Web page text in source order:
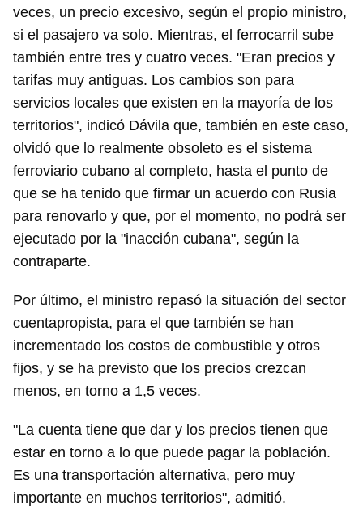
veces, un precio excesivo, según el propio ministro,
si el pasajero va solo. Mientras, el ferrocarril sube
también entre tres y cuatro veces. "Eran precios y
tarifas muy antiguas. Los cambios son para
servicios locales que existen en la mayoría de los
territorios", indicó Dávila que, también en este caso,
olvidó que lo realmente obsoleto es el sistema
ferroviario cubano al completo, hasta el punto de
que se ha tenido que firmar un acuerdo con Rusia
para renovarlo y que, por el momento, no podrá ser
ejecutado por la "inacción cubana", según la
contraparte.
Por último, el ministro repasó la situación del sector
cuentapropista, para el que también se han
incrementado los costos de combustible y otros
fijos, y se ha previsto que los precios crezcan
menos, en torno a 1,5 veces.
"La cuenta tiene que dar y los precios tienen que
estar en torno a lo que puede pagar la población.
Es una transportación alternativa, pero muy
importante en muchos territorios", admitió.